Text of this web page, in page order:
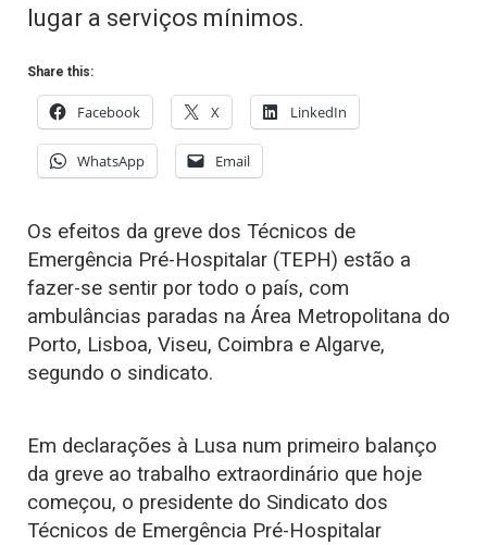
lugar a serviços mínimos.
Share this:
Facebook X LinkedIn
WhatsApp Email
Os efeitos da greve dos Técnicos de
Emergência Pré-Hospitalar (TEPH) estão a
fazer-se sentir por todo o país, com
ambulâncias paradas na Área Metropolitana do
Porto, Lisboa, Viseu, Coimbra e Algarve,
segundo o sindicato.
Em declarações à Lusa num primeiro balanço
da greve ao trabalho extraordinário que hoje
começou, o presidente do Sindicato dos
Técnicos de Emergência Pré-Hospitalar